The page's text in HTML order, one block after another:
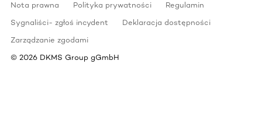
Nota prawna Polityka prywatności
Regulamin
Sygnaliści- zgłoś incydent
Deklaracja dostępności
Zarządzanie zgodami
© 2026 DKMS Group gGmbH